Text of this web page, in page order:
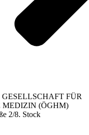
FÜR
MEDIZIN (ÖGHM)
2/8. Stock